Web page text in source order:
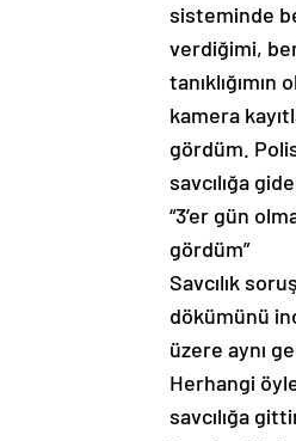
sisteminde
verdiğimi,
kamera
gördüm.
savcılığa
“3’er gün
gördüm”
Savcılık
dökümünü
üzere aynı
Herhangi
savcılığa